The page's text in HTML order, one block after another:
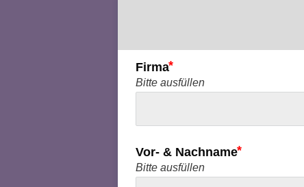
Firma
Bitte ausfüllen
Vor- & Nachname
Bitte ausfüllen